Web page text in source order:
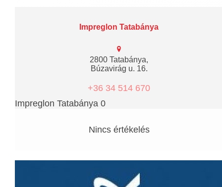
Impreglon Tatabánya
2800 Tatabánya,
Búzavirág u. 16.
+36 34 514 670
Impreglon Tatabánya 0
Nincs értékelés